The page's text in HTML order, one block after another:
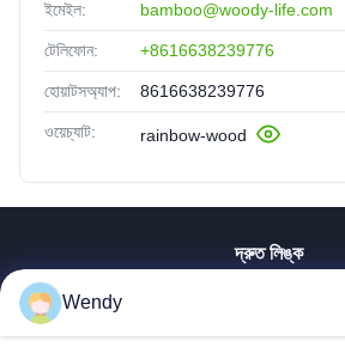
ইমেইল: bamboo@woody-life.com
টেলিফোন: +8616638239776
হোয়াটসঅ্যাপ: 8616638239776
ওয়েচ্যাট: rainbow-wood
দ্রুত লিঙ্ক
Wendy